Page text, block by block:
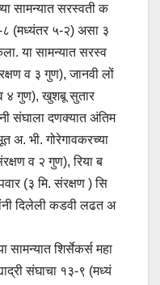
सामन्यात सरस्वती क
८ (मध्यंतर ५-२) असा ३
या सामन्यात सरस्व
व ३ गुण), जानवी लों
४ गुण), खुशबू सुतार
संघाला दणक्यात अंतिम
अ. भी. गोरेगावकरच्या
व २ गुण), रिया ब
(३ मि. संरक्षण ) सि
दिलेली कडवी लढत अ
सामन्यात शिर्सेकर्स महा
संघाचा १३-९ (मध्यं